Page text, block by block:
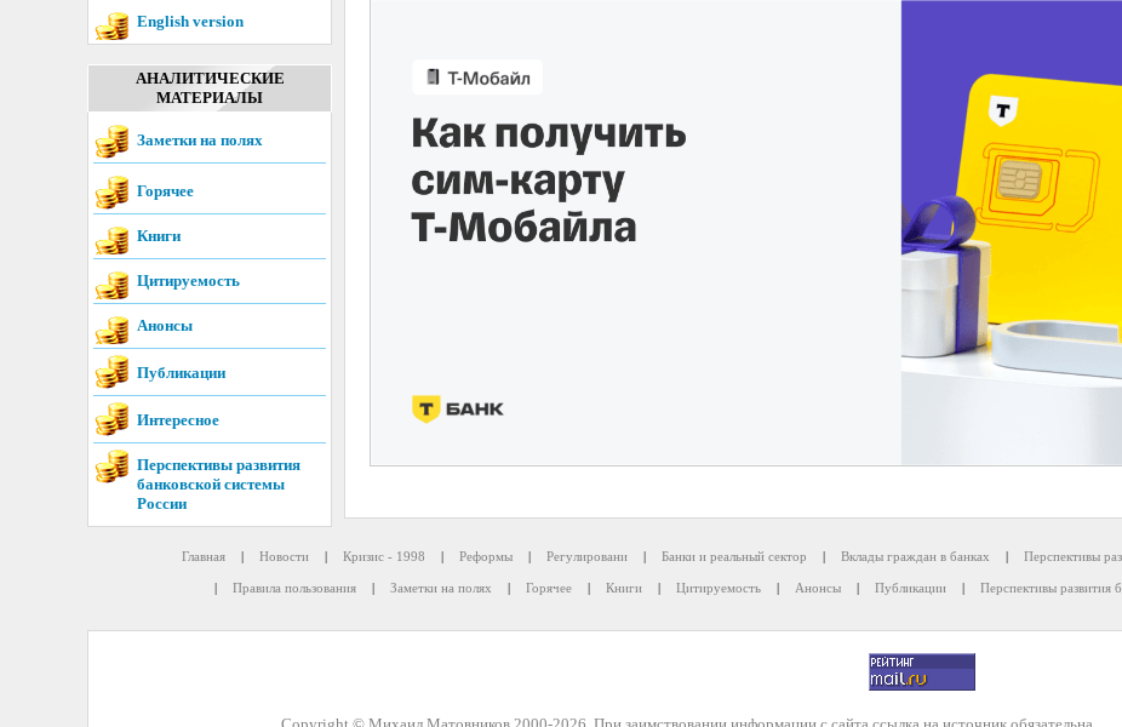
English version
АНАЛИТИЧЕСКИЕ
МАТЕРИАЛЫ
Заметки на полях
Горячее
Книги
Цитируемость
Анонсы
Публикации
Интересное
Перспективы развития
банковской системы
России
Главная | Новости | Кризис - 1998 | Реформы | Регулировани | Банки и реальный сектор | Вклады граждан в банках | Перспективы
| Правила пользования | Заметки на полях | Горячее | Книги | Цитируемость | Анонсы | Публикации | Перспективы развития